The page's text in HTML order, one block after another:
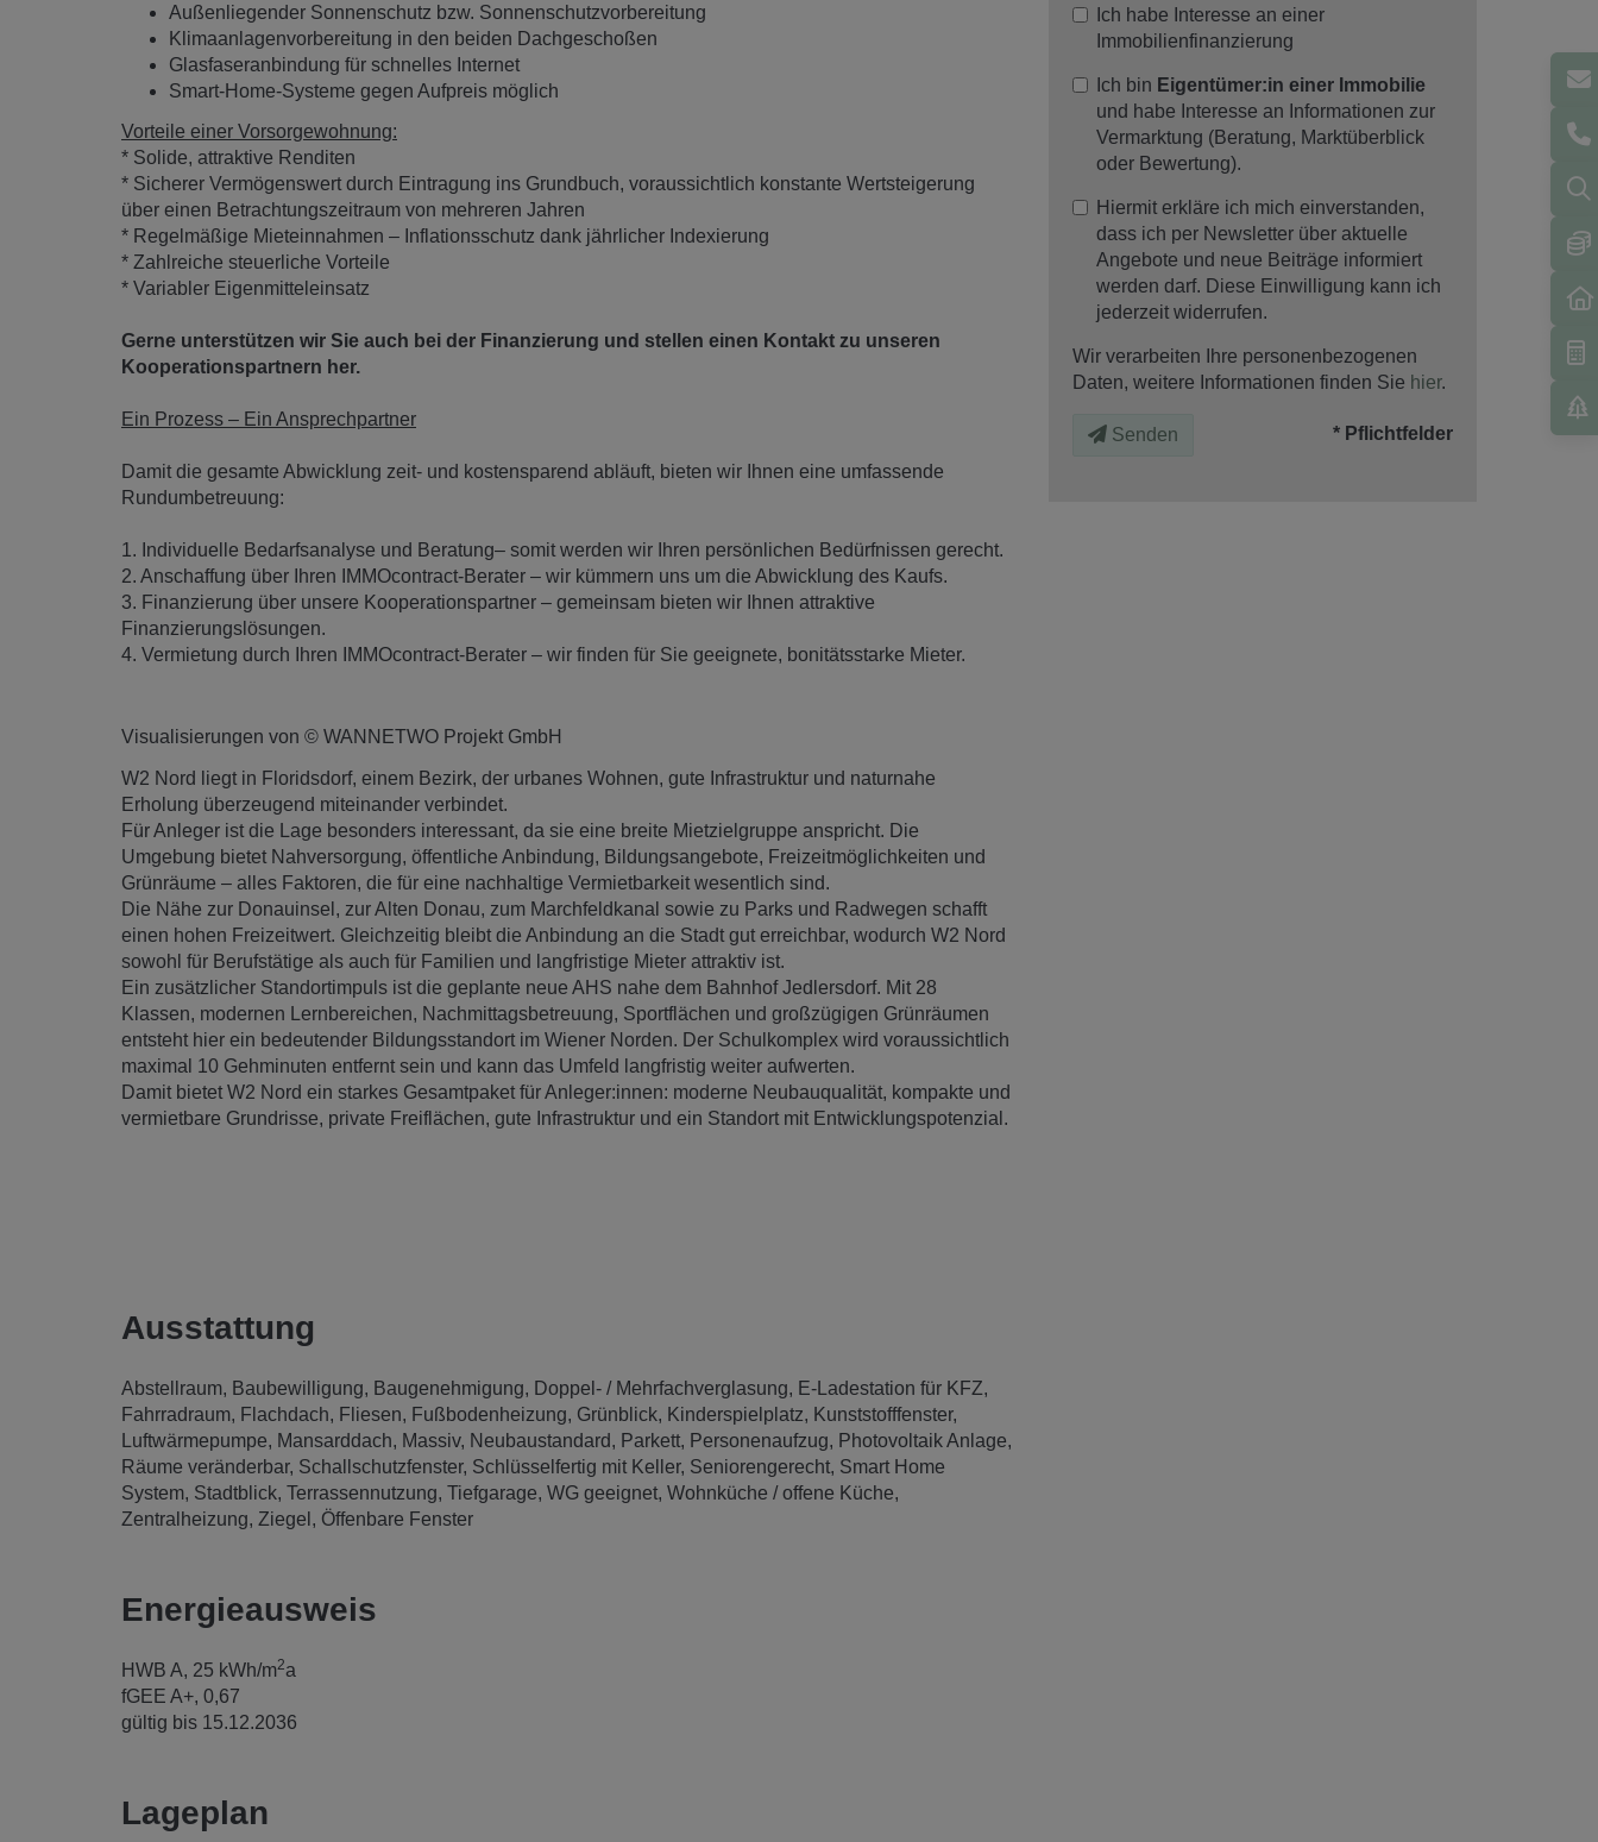
Außenliegender Sonnenschutz bzw. Sonnenschutzvorbereitung
Klimaanlagenvorbereitung in den beiden Dachgeschoßen
Glasfaseranbindung für schnelles Internet
Smart-Home-Systeme gegen Aufpreis möglich
Vorteile einer Vorsorgewohnung:
* Solide, attraktive Renditen
* Sicherer Vermögenswert durch Eintragung ins Grundbuch, voraussichtlich konstante Wertsteigerung
über einen Betrachtungszeitraum von mehreren Jahren
* Regelmäßige Mieteinnahmen – Inflationsschutz dank jährlicher Indexierung
* Zahlreiche steuerliche Vorteile
* Variabler Eigenmitteleinsatz
Gerne unterstützen wir Sie auch bei der Finanzierung und stellen einen Kontakt zu unseren
Kooperationspartnern her.
Ein Prozess – Ein Ansprechpartner
Damit die gesamte Abwicklung zeit- und kostensparend abläuft, bieten wir Ihnen eine umfassende
Rundumbetreuung:
1. Individuelle Bedarfsanalyse und Beratung– somit werden wir Ihren persönlichen Bedürfnissen gerecht.
2. Anschaffung über Ihren IMMOcontract-Berater – wir kümmern uns um die Abwicklung des Kaufs.
3. Finanzierung über unsere Kooperationspartner – gemeinsam bieten wir Ihnen attraktive
Finanzierungslösungen.
4. Vermietung durch Ihren IMMOcontract-Berater – wir finden für Sie geeignete, bonitätsstarke Mieter.
Visualisierungen von © WANNETWO Projekt GmbH
W2 Nord liegt in Floridsdorf, einem Bezirk, der urbanes Wohnen, gute Infrastruktur und naturnahe
Erholung überzeugend miteinander verbindet.
Für Anleger ist die Lage besonders interessant, da sie eine breite Mietzielgruppe anspricht. Die
Umgebung bietet Nahversorgung, öffentliche Anbindung, Bildungsangebote, Freizeitmöglichkeiten und
Grünräume – alles Faktoren, die für eine nachhaltige Vermietbarkeit wesentlich sind.
Die Nähe zur Donauinsel, zur Alten Donau, zum Marchfeldkanal sowie zu Parks und Radwegen schafft
einen hohen Freizeitwert. Gleichzeitig bleibt die Anbindung an die Stadt gut erreichbar, wodurch W2 Nord
sowohl für Berufstätige als auch für Familien und langfristige Mieter attraktiv ist.
Ein zusätzlicher Standortimpuls ist die geplante neue AHS nahe dem Bahnhof Jedlersdorf. Mit 28
Klassen, modernen Lernbereichen, Nachmittagsbetreuung, Sportflächen und großzügigen Grünräumen
entsteht hier ein bedeutender Bildungsstandort im Wiener Norden. Der Schulkomplex wird voraussichtlich
maximal 10 Gehminuten entfernt sein und kann das Umfeld langfristig weiter aufwerten.
Damit bietet W2 Nord ein starkes Gesamtpaket für Anleger:innen: moderne Neubauqualität, kompakte und
vermietbare Grundrisse, private Freiflächen, gute Infrastruktur und ein Standort mit Entwicklungspotenzial.
Ausstattung
Abstellraum Baubewilligung Baugenehmigung Doppel- / Mehrfachverglasung
E-Ladestation für KFZ
Fahrradraum
Flachdach Fliesen Fußbodenheizung Grünblick Kinderspielplatz
Kunststofffenster
Luftwärmepumpe
Mansarddach Massiv Neubaustandard Parkett Personenaufzug
Photovoltaik Anlage
Räume veränderbar Schallschutzfenster Schlüsselfertig mit Keller Seniorengerecht Smart Home
System Stadtblick Terrassennutzung Tiefgarage WG geeignet Wohnküche / offene Küche
Zentralheizung Ziegel Öffenbare Fenster
Energieausweis
HWB A, 25 kWh/m2a
fGEE A+, 0,67
gültig bis 15.12.2036
Lageplan
Ich habe Interesse an einer
Immobilienfinanzierung
Ich bin Eigentümer:in einer Immobilie
und habe Interesse an Informationen zur
Vermarktung (Beratung, Marktüberblick
oder Bewertung).
Hiermit erkläre ich mich einverstanden,
dass ich per Newsletter über aktuelle
Angebote und neue Beiträge informiert
werden darf. Diese Einwilligung kann ich
jederzeit widerrufen.
Wir verarbeiten Ihre personenbezogenen
Daten, weitere Informationen finden Sie hier.
Senden * Pflichtfelder